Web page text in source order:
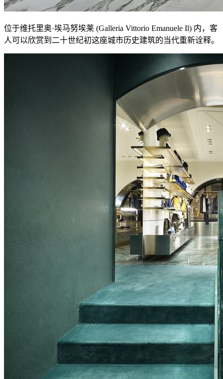
位于维托里奥·埃马努埃莱 (Galleria Vittorio Emanuele Il) 内，客
人可以欣赏到二十世纪初这座城市历史建筑的当代重新诠释。